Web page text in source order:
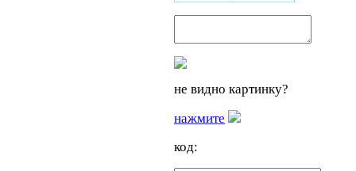
не видно картинку?
нажмите
код: